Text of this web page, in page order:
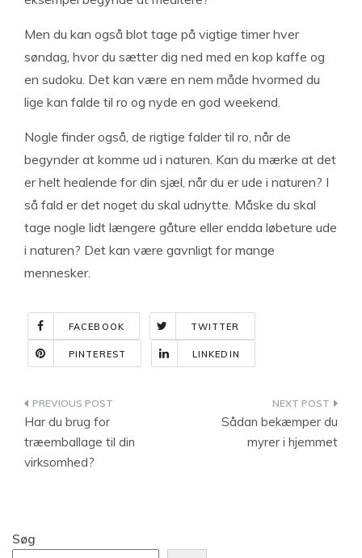
Men du kan også blot tage på vigtige timer hver
søndag, hvor du sætter dig ned med en kop kaffe og
en sudoku. Det kan være en nem måde hvormed du
lige kan falde til ro og nyde en god weekend.
Nogle finder også, de rigtige falder til ro, når de
begynder at komme ud i naturen. Kan du mærke at det
er helt healende for din sjæl, når du er ude i naturen? I
så fald er det noget du skal udnytte. Måske du skal
tage nogle lidt længere gåture eller endda løbeture ude
i naturen? Det kan være gavnligt for mange
mennesker.
FACEBOOK TWITTER
PINTEREST LINKEDIN
Indlægsnavigation
Har du brug for
træemballage til din
virksomhed?
Sådan bekæmper du
myrer i hjemmet
Søg